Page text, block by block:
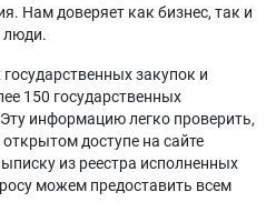
Нам доверяет как бизнес, так и
люди.
закупок и
150 государственных
информацию легко проверить,
доступе на сайте
из реестра исполненных
можем предоставить всем